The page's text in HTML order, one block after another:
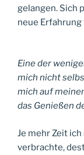
gelangen. Sich
neue
Eine der
mich nicht
mich auf
das Genießen
Je mehr Zeit
verbrachte,